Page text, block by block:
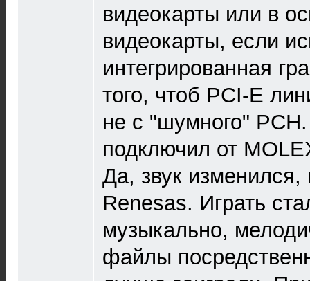
видеокарты или в
видеокарты, если
интегрированная
того, чтоб PCI-E
не с "шумного"
подключил от
Да, звук
Renesas. Играть
музыкально,
файлы